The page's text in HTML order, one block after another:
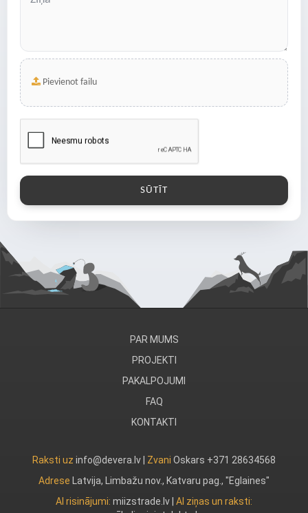
Pievienot failu
PAR MUMS
PROJEKTI
PAKALPOJUMI
FAQ
KONTAKTI
Raksti uz info@devera.lv | Zvani Oskars +371 28634568
Adrese
Latvija, Limbažu nov., Katvaru pag., "Eglaines"
AI risinājumi: miizstrade.lv AI ziņas un raksti: